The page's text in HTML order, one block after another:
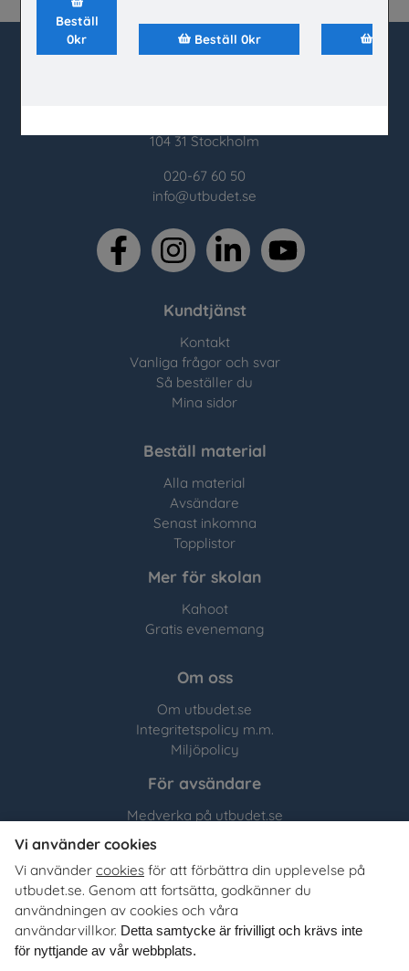
Beställ
0kr
Beställ 0kr
104 31 Stockholm
020-67 60 50
info@utbudet.se
facebookinstagramlinkedin youtube
Kundtjänst
Kontakt
Vanliga frågor och svar
Så beställer du
Mina sidor
Beställ material
Alla material
Avsändare
Senast inkomna
Topplistor
Mer för skolan
Kahoot
Gratis evenemang
Om oss
Om utbudet.se
Integritetspolicy m.m.
Miljöpolicy
För avsändare
Medverka på utbudet.se
Utbudet.se distribuerar
organisationers, myndigheters och företags egna material
till Sveriges alla skolor, universitet och högskolor. Tjänsten
är kostnadsfri för lärare, studie- och yrkesvägledare och
annan skolpersonal.
Vi använder cookies
Vi använder cookies för att förbättra din upplevelse på
utbudet.se. Genom att fortsätta, godkänner du
användningen av cookies och våra
användarvillkor. Detta samtycke är frivilligt och krävs inte
för nyttjande av vår webbplats.